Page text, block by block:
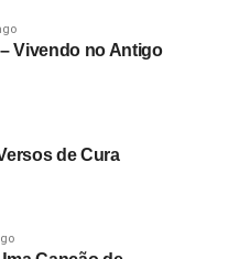
Vivendo no Antigo
de Cura